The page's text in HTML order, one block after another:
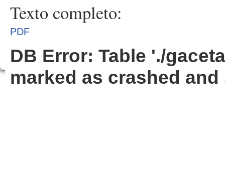
Texto completo:
PDF
DB Error: Table './
marked as crashed